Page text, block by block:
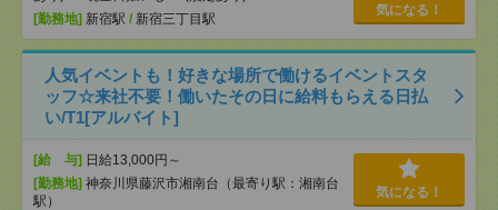
[勤務地] 新宿駅 / 新宿三丁目駅
気になる！
人気イベントも！好きな場所で働けるイベントスタ
ッフ☆来社不要！働いたその日に給料もらえる日払
い/T1[アルバイト]
[給 与] 日給13,000円～
[勤務地] 神奈川県藤沢市湘南台（最寄り駅：湘南台
駅）
気になる！